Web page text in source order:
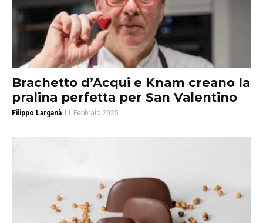
Brachetto d’Acqui e Knam creano la
pralina perfetta per San Valentino
Filippo Larganà 11 Febbraio 2025